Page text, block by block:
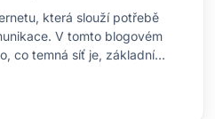
která slouží potřebě
V tomto blogovém
co temná síť je, základní
které tato anonymita